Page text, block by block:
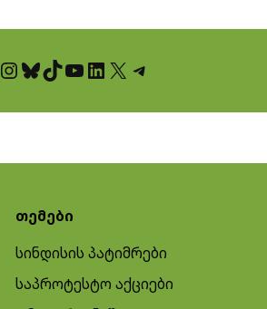
InstagramBluesky TikTok YouTube LinkedIn X Telegram
თემები
სინდისის პატიმრები
საპროტესტო აქციები